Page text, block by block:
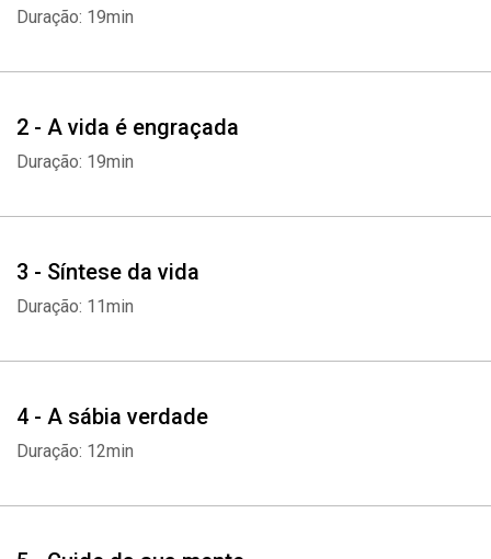
Duração: 19min
2 - A vida é engraçada
Duração: 19min
3 - Síntese da vida
Duração: 11min
4 - A sábia verdade
Duração: 12min